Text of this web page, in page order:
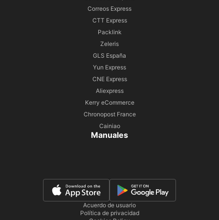
Correos Express
CTT Express
Packlink
Zeleris
GLS España
Yun Express
CNE Express
Aliexpress
Kerry eCommerce
Chronopost France
Cainiao
Manuales
Acuerdo de usuario
Política de privacidad